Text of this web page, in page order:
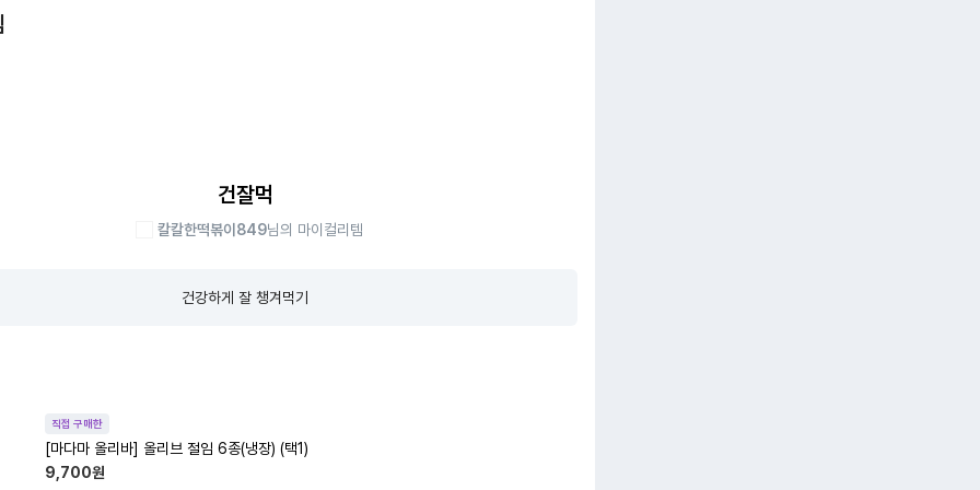
건잘먹
칼칼한떡볶이849님의 마이컬리템
건강하게 잘 챙겨먹기
직접 구매한
[마다마 올리바] 올리브 절임 6종(냉장) (택1)
9,700원